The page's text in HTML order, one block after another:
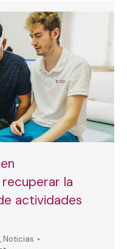
la
actividades
, Noticias